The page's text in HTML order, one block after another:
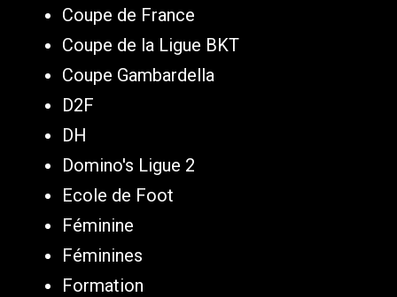
Coupe de France
Coupe de la Ligue BKT
Coupe Gambardella
D2F
DH
Domino's Ligue 2
Ecole de Foot
Féminine
Féminines
Formation